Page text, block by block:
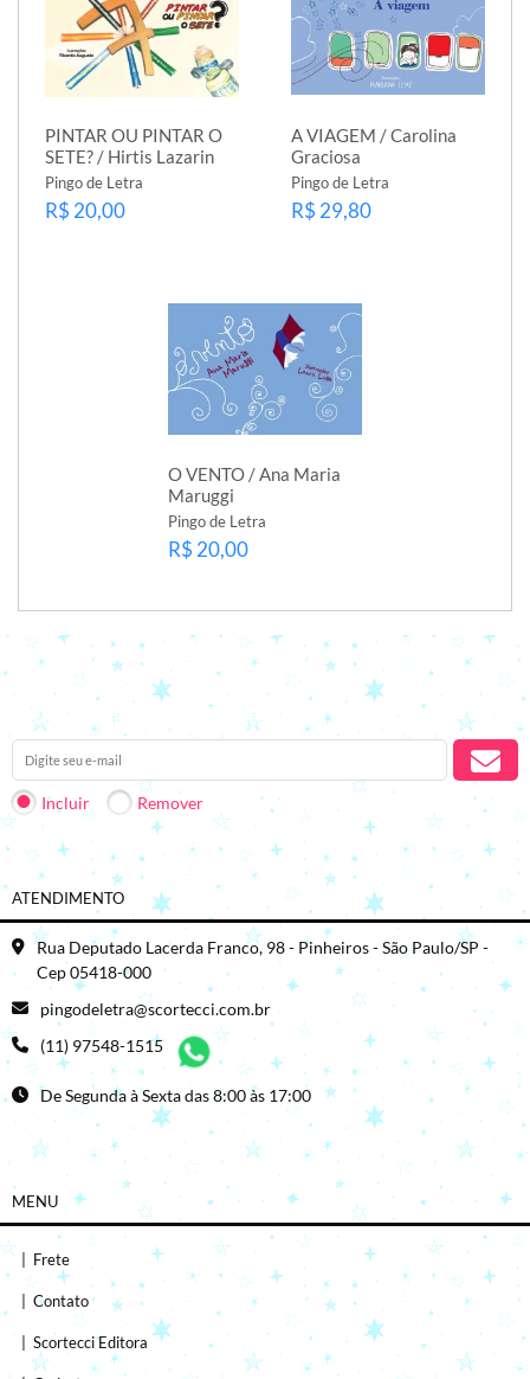
PINTAR OU PINTAR O
SETE? / Hirtis Lazarin
Pingo de Letra
R$ 20,00
A VIAGEM / Carolina
Graciosa
Pingo de Letra
R$ 29,80
O VENTO / Ana Maria
Maruggi
Pingo de Letra
R$ 20,00
Receba nossas novidades em seu e-mail.
Incluir Remover
ATENDIMENTO
Rua Deputado Lacerda Franco, 98 - Pinheiros - São Paulo/SP -
Cep 05418-000
pingodeletra@scortecci.com.br
(11) 97548-1515
De Segunda à Sexta das 8:00 às 17:00
MENU
| Frete
| Contato
| Scortecci Editora